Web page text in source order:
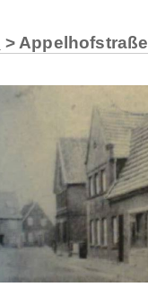
> Appelhofstraße